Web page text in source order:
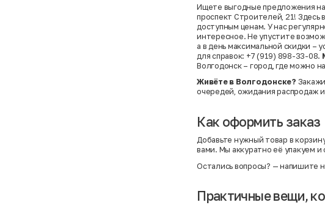
Ищете выгодные предложения
проспект Строителей, 21! Здесь
доступным ценам. У нас
интересное. Не упустите
а в день максимальной скидки –
для справок: +7 (919) 898-33-08.
Волгодонск – город, где можно
Живёте в Волгодонске?
очередей, ожидания распродаж
Как оформить заказ
Добавьте нужный товар в
вами. Мы аккуратно её упакуем
Остались вопросы? — напишите
Практичные вещи,